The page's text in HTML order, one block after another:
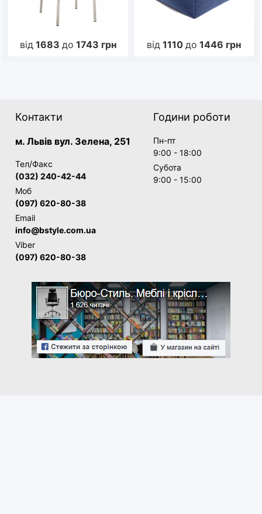
від 1683 до 1743 грн від 1110 до 1446 грн
Контакти
м. Львів вул. Зелена, 251
Тел/Факс
(032) 240-42-44
Моб
(097) 620-80-38
Email
info@bstyle.com.ua
Viber
(097) 620-80-38
Години роботи
Пн-пт
9:00 - 18:00
Субота
9:00 - 15:00